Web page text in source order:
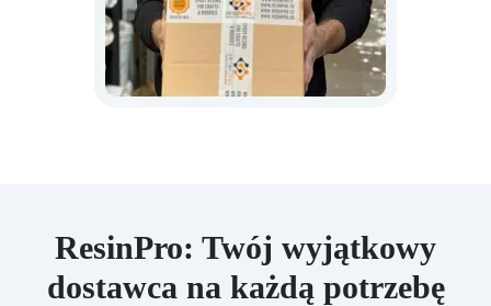
ResinPro: Twój wyjątkowy
dostawca na każdą potrzebę